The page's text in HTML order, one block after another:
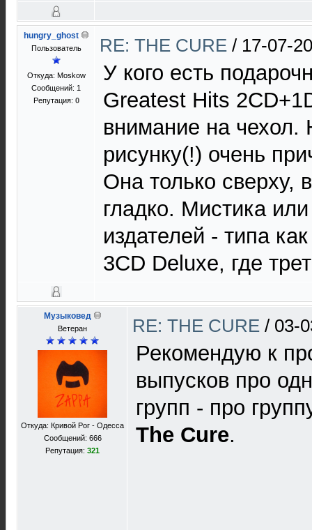
hungry_ghost
Пользователь
Откуда: Moskow
Сообщений: 1
Репутация: 0
RE: THE CURE / 17-07-
У кого есть
Greatest Hits
внимание на чехол.
рисунку(!) очень
Она только сверху,
гладко. Мистика
издателей - типа
3CD Deluxe, где
Музыковед
Ветеран
Откуда: Кривой Рог - Одесса
Сообщений: 666
Репутация: 321
RE: THE CURE / 03-
Рекомендую к
выпусков про
групп - про
The Cure.